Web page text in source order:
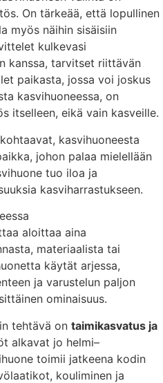
On tärkeää, että lopullinen
myös näihin sisäisiin
kulkevasi
kanssa, tarvitset riittävän
paikasta, jossa voi joskus
kasvihuoneessa, on
itselleen, eikä vain kasveille.
kasvihuoneesta
johon palaa mielellään
tuo iloa ja
kasviharrastukseen.
aloittaa aina
materiaalista tai
käytät arjessa,
ja varustelun paljon
ominaisuus.
tehtävä on taimikasvatus ja
alkavat jo helmi–
toimii jatkeena kodin
kouliminen ja